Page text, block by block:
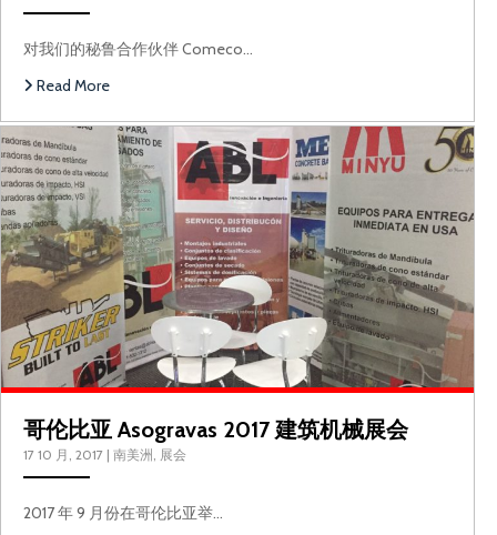
对我们的秘鲁合作伙伴 Comeco…
Read More
哥伦比亚 Asogravas 2017 建筑机械展会
17 10 月, 2017 | 南美洲 , 展会
2017 年 9 月份在哥伦比亚举…